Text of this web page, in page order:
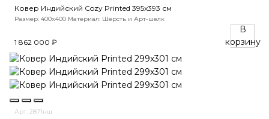
Ковер Индийский Cozy Printed 395x393 см
Размер: 400x400 Материал: Шерсть и Арт-шелк
1 862 000 ₽
В
корзину
Арт. 2871нш